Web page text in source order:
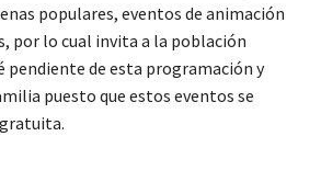
populares, eventos de animación
por lo cual invita a la población
pendiente de esta programación y
puesto que estos eventos se